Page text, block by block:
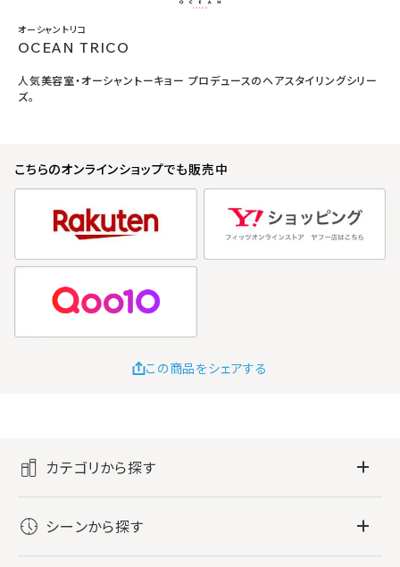
オーシャントリコ
OCEAN TRICO
人気美容室・オーシャントーキョー プロデュースのヘアスタイリングシリー
ズ。
こちらのオンラインショップでも販売中
この商品をシェアする
カテゴリから探す
シーンから探す